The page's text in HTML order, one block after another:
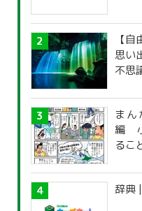
【
思い
不思
まん
編
るこ
辞典